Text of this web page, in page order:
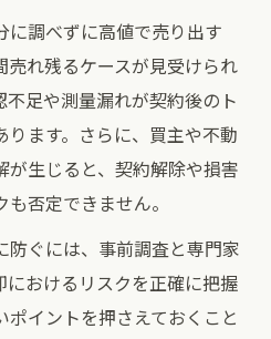
がちなNG行動とは
めの土地売却注意事項
土地売却で損をしない方
を招く行動例とその回避
地売却の準備術
書類と準備の進め方
土地売却で重要な理由
調べずに高値で売り出す
売れ残るケースが見受けられ
不足や測量漏れが契約後のト
ります。さらに、買主や不動
生じると、契約解除や損害
否定できません。
防ぐには、事前調査と専門家
おけるリスクを正確に把握
ポイントを押さえておくこと